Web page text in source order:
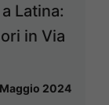
Latina:
in Via
2024